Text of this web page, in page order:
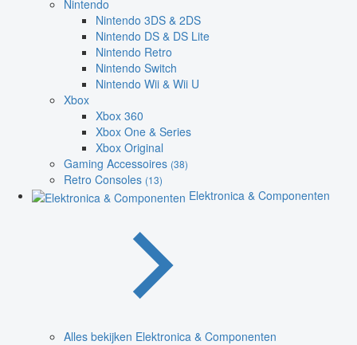
Nintendo
Nintendo 3DS & 2DS
Nintendo DS & DS Lite
Nintendo Retro
Nintendo Switch
Nintendo Wii & Wii U
Xbox
Xbox 360
Xbox One & Series
Xbox Original
Gaming Accessoires (38)
Retro Consoles (13)
Elektronica & Componenten
Alles bekijken Elektronica & Componenten